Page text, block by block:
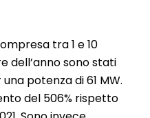
tra 1 e 10
dell’anno sono stati
potenza di 61 MW.
del 506% rispetto